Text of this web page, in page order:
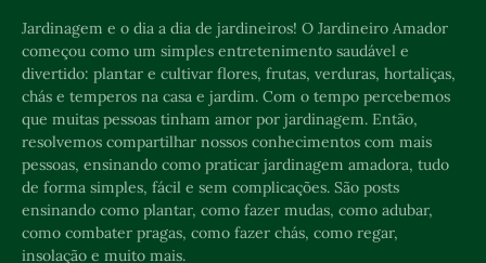
Jardinagem e o dia a dia de jardineiros! O Jardineiro Amador
começou como um simples entretenimento saudável e
divertido: plantar e cultivar flores, frutas, verduras, hortaliças,
chás e temperos na casa e jardim. Com o tempo percebemos
que muitas pessoas tinham amor por jardinagem. Então,
resolvemos compartilhar nossos conhecimentos com mais
pessoas, ensinando como praticar jardinagem amadora, tudo
de forma simples, fácil e sem complicações. São posts
ensinando como plantar, como fazer mudas, como adubar,
como combater pragas, como fazer chás, como regar,
insolação e muito mais.